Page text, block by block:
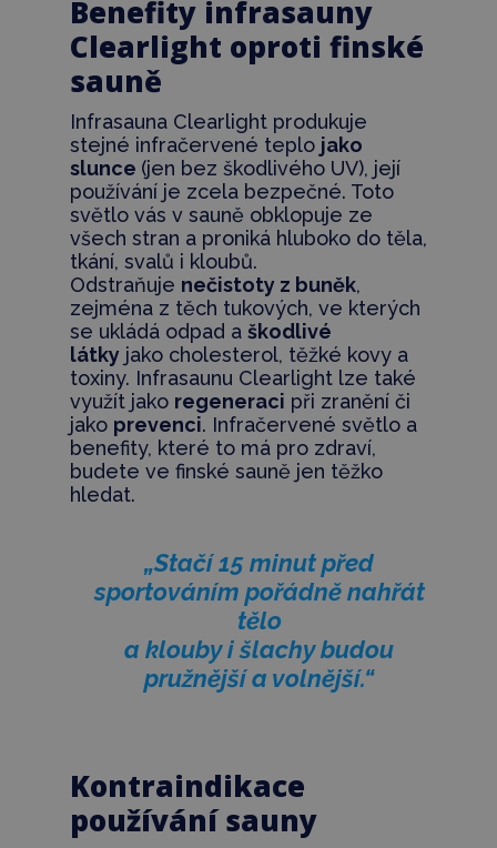
Benefity infrasauny
Clearlight oproti finské
sauně
Infrasauna Clearlight produkuje
stejné infračervené teplo jako
slunce (jen bez škodlivého UV), její
používání je zcela bezpečné. Toto
světlo vás v sauně obklopuje ze
všech stran a proniká hluboko do těla,
tkání, svalů i kloubů.
Odstraňuje nečistoty z buněk,
zejména z těch tukových, ve kterých
se ukládá odpad a škodlivé
látky jako cholesterol, těžké kovy a
toxiny. Infrasaunu Clearlight lze také
využít jako regeneraci při zranění či
jako prevenci. Infračervené světlo a
benefity, které to má pro zdraví,
budete ve finské sauně jen těžko
hledat.
„Stačí 15 minut před
sportováním pořádně nahřát
tělo
a klouby i šlachy budou
pružnější a volnější.“
Kontraindikace
používání sauny